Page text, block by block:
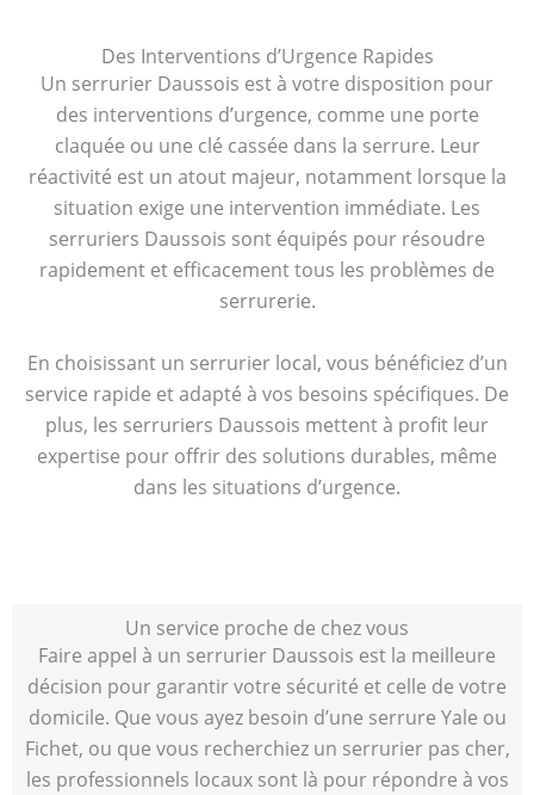
Des Interventions d’Urgence Rapides
Un serrurier Daussois est à votre disposition pour
des interventions d’urgence, comme une porte
claquée ou une clé cassée dans la serrure. Leur
réactivité est un atout majeur, notamment lorsque la
situation exige une intervention immédiate. Les
serruriers Daussois sont équipés pour résoudre
rapidement et efficacement tous les problèmes de
serrurerie.
En choisissant un serrurier local, vous bénéficiez d’un
service rapide et adapté à vos besoins spécifiques. De
plus, les serruriers Daussois mettent à profit leur
expertise pour offrir des solutions durables, même
dans les situations d’urgence.
Un service proche de chez vous
Faire appel à un serrurier Daussois est la meilleure
décision pour garantir votre sécurité et celle de votre
domicile. Que vous ayez besoin d’une serrure Yale ou
Fichet, ou que vous recherchiez un serrurier pas cher,
les professionnels locaux sont là pour répondre à vos